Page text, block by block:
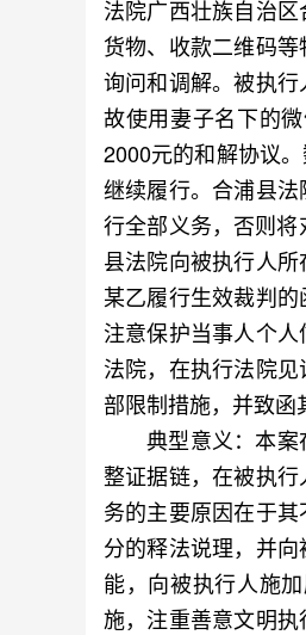
法院广西壮族自治
货物、收款二维码
询问和调解。被执
故使用妻子名下的
2000元的和解协议
继续履行。合浦县
行全部义务，否则
县法院向被执行人
某乙履行生效裁判
注意保护当事人个
法院，在执行法院
部限制措施，并致函
典型意义：本案
整证据链，在被执
务的主要原因在于
分的释法说理，并
能，向被执行人施
施，注重善意文明执